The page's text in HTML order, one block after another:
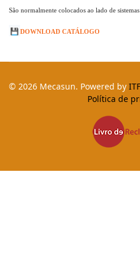
São normalmente colocados ao lado de
💾 DOWNLOAD CATÁLOGO
© 2026 Mecasun. Powered by
Política de